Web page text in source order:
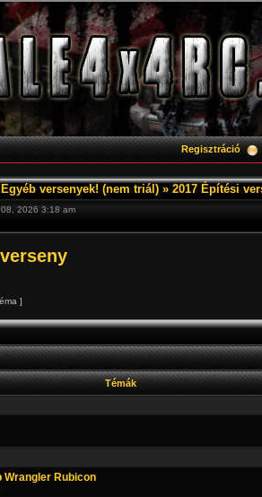
Regisztráció
Egyéb versenyek! (nem triál) » 2017 Építési
2026 3:18 am
]
Témák
Wrangler Rubicon